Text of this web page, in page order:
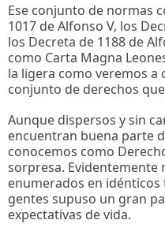
Ese conjunto de normas
1017 de Alfonso V, los
los Decreta de 1188 de
como Carta Magna
la ligera como veremos a
conjunto de derechos
Aunque dispersos y sin
encuentran buena parte
conocemos como
sorpresa. Evidentemente
enumerados en
gentes supuso un gran
expectativas de vida.